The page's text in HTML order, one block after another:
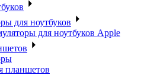
для ноутбуков
для ноутбуков Apple
планшетов